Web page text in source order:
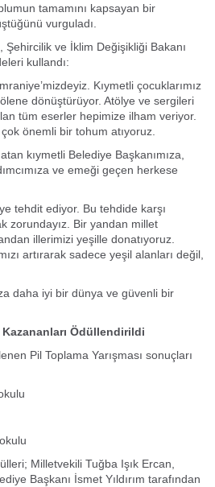
tamamını kapsayan bir
vurguladı.
ve İklim Değişikliği Bakanı
kullandı:
Kıymetli çocuklarımız
dönüştürüyor. Atölye ve sergileri
tüm eserler hepimize ilham veriyor.
önemli bir tohum atıyoruz.
kıymetli Belediye Başkanımıza,
ve emeği geçen herkese
tehdit ediyor. Bu tehdide karşı
zorundayız. Bir yandan millet
illerimizi yeşille donatıyoruz.
artırarak sadece yeşil alanları değil,
daha iyi bir dünya ve güvenli bir
Kazananları Ödüllendirildi
Pil Toplama Yarışması sonuçları
Milletvekili Tuğba Işık Ercan,
Başkanı İsmet Yıldırım tarafından